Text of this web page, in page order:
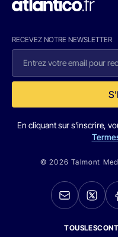
RECEVEZ NOTRE NEWSLETTER
En cliquant sur s'inscrire,
© 2026 Talmont